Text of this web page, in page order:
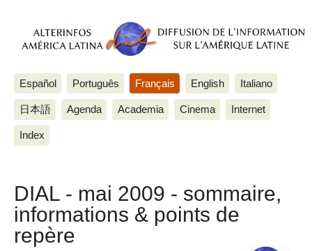
Español Português Français English Italiano
日本語 Agenda Academia Cinema Internet
Index
DIAL - mai 2009 - sommaire,
informations & points de
repère